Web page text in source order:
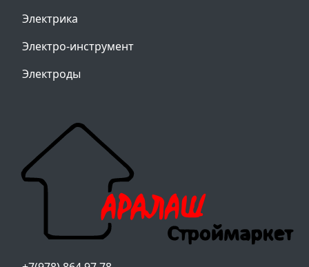
Электрика
Электро-инструмент
Электроды